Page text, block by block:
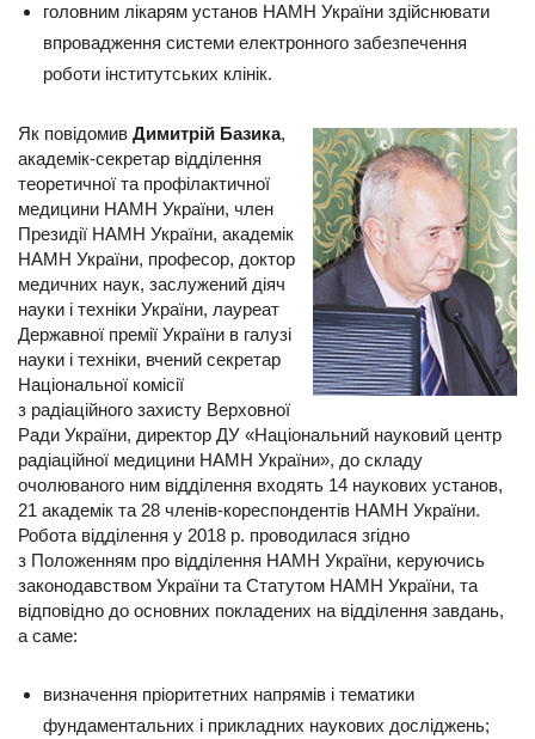
головним лікарям установ НАМН України здійснювати
впровадження системи електронного забезпечення
роботи інститутських клінік.
Як повідомив Димитрій Базика,
академік-секретар відділення
теоретичної та профілактичної
медицини НАМН України, член
Президії НАМН України, академік
НАМН України, професор, доктор
медичних наук, заслужений діяч
науки і техніки України, лауреат
Державної премії України в галузі
науки і техніки, вчений секретар
Національної комісії
з радіаційного захисту Верхов­ної
Ради України, директор ДУ «Національний науковий центр
радіаційної медицини НАМН України», до складу
очолюваного ним відділення входять 14 наукових установ,
21 академік та 28 членів-кореспондентів НАМН України.
Робота відділення у 2018 р. проводилася згідно
з Положенням про відділення НАМН України, керуючись
законодавством України та Статутом НАМН України, та
відповідно до основних покладених на відділення завдань,
а саме:
визначення пріоритетних напрямів і тематики
фундаментальних і прикладних наукових досліджень;